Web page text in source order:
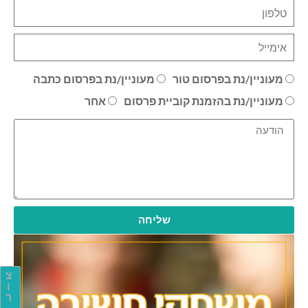
צ
ו
ר
מעוניין/נת בפרסום טור
מעוניין/נת בפרסום כתבה
מעוניין/נת בהזמנת קוביית פרסום
אחר
שליחה